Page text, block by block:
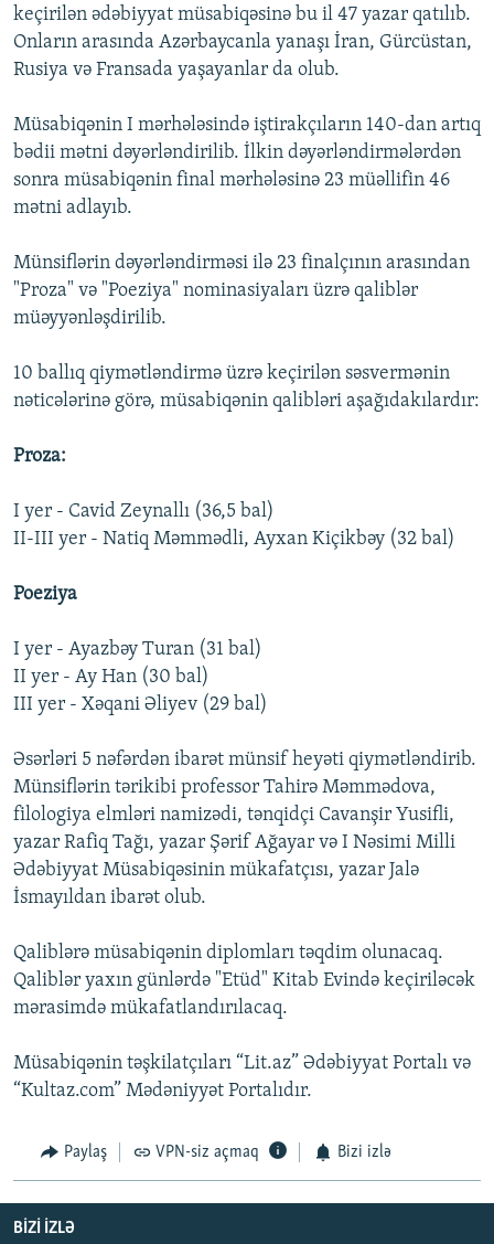
keçirilən ədəbiyyat müsabiqəsinə bu il 47 yazar qatılıb.
Onların arasında Azərbaycanla yanaşı İran, Gürcüstan,
Rusiya və Fransada yaşayanlar da olub.
Müsabiqənin I mərhələsində iştirakçıların 140-dan artıq
bədii mətni dəyərləndirilib. İlkin dəyərləndirmələrdən
sonra müsabiqənin final mərhələsinə 23 müəllifin 46
mətni adlayıb.
Münsiflərin dəyərləndirməsi ilə 23 finalçının arasından
"Proza" və "Poeziya" nominasiyaları üzrə qaliblər
müəyyənləşdirilib.
10 ballıq qiymətləndirmə üzrə keçirilən səsvermənin
nəticələrinə görə, müsabiqənin qalibləri aşağıdakılardır:
Proza:
I yer - Cavid Zeynallı (36,5 bal)
II-III yer - Natiq Məmmədli, Ayxan Kiçikbəy (32 bal)
Poeziya
I yer - Ayazbəy Turan (31 bal)
II yer - Ay Han (30 bal)
III yer - Xəqani Əliyev (29 bal)
Əsərləri 5 nəfərdən ibarət münsif heyəti qiymətləndirib.
Münsiflərin tərikibi professor Tahirə Məmmədova,
filologiya elmləri namizədi, tənqidçi Cavanşir Yusifli,
yazar Rafiq Tağı, yazar Şərif Ağayar və I Nəsimi Milli
Ədəbiyyat Müsabiqəsinin mükafatçısı, yazar Jalə
İsmayıldan ibarət olub.
Qaliblərə müsabiqənin diplomları təqdim olunacaq.
Qaliblər yaxın günlərdə "Etüd" Kitab Evində keçiriləcək
mərasimdə mükafatlandırılacaq.
Müsabiqənin təşkilatçıları “Lit.az” Ədəbiyyat Portalı və
“Kultaz.com” Mədəniyyət Portalıdır.
Paylaş VPN-siz açmaq Bizi izlə
BIZI IZLƏ